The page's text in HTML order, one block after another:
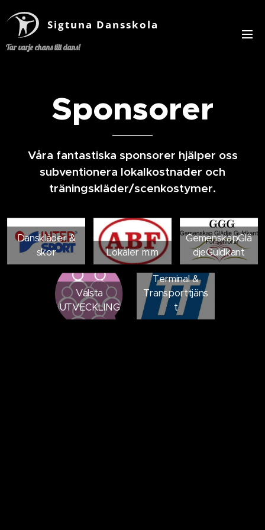
Sigtuna Dansskola
Tar varje chans till dans!
Sponsorer
Våra fantastiska sponsorer hjälper oss
subventionera lokalkostnader och
träningskläder/scenkostymer.
Danskläder &
skor
Lokaler m.m
GemenskapGlä
djeGuldkant
Valsta
UTVECKLING
Terminal &
Transporttjäns
t